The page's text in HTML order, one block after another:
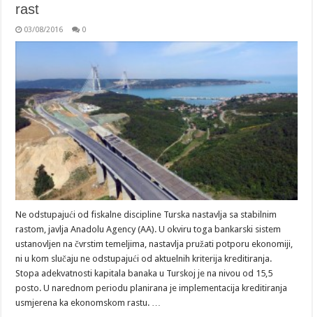
rast
03/08/2016 0
Ne odstupajući od fiskalne discipline Turska nastavlja sa stabilnim
rastom, javlja Anadolu Agency (AA). U okviru toga bankarski sistem
ustanovljen na čvrstim temeljima, nastavlja pružati potporu ekonomiji,
ni u kom slučaju ne odstupajući od aktuelnih kriterija kreditiranja.
Stopa adekvatnosti kapitala banaka u Turskoj je na nivou od 15,5
posto. U narednom periodu planirana je implementacija kreditiranja
usmjerena ka ekonomskom rastu. …